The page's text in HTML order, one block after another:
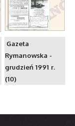
Gazeta
Rymanowska -
grudzień 1991 r.
(10)